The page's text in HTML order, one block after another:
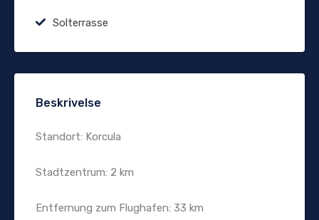
Solterrasse
Beskrivelse
Standort: Korcula
Stadtzentrum: 2 km
Entfernung zum Flughafen: 33 km